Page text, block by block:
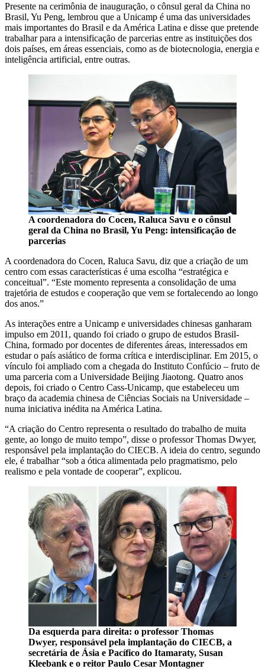
Presente na cerimônia de inauguração, o cônsul geral da China no
Brasil, Yu Peng, lembrou que a Unicamp é uma das universidades
mais importantes do Brasil e da América Latina e disse que pretende
trabalhar para a intensificação de parcerias entre as instituições dos
dois países, em áreas essenciais, como as de biotecnologia, energia e
inteligência artificial, entre outras.
A coordenadora do Cocen, Raluca Savu e o cônsul
geral da China no Brasil, Yu Peng: intensificação de
parcerias
A coordenadora do Cocen, Raluca Savu, diz que a criação de um
centro com essas características é uma escolha “estratégica e
conceitual”. “Este momento representa a consolidação de uma
trajetória de estudos e cooperação que vem se fortalecendo ao longo
dos anos.”
As interações entre a Unicamp e universidades chinesas ganharam
impulso em 2011, quando foi criado o grupo de estudos Brasil-
China, formado por docentes de diferentes áreas, interessados em
estudar o país asiático de forma crítica e interdisciplinar. Em 2015, o
vínculo foi ampliado com a chegada do Instituto Confúcio – fruto de
uma parceria com a Universidade Beijing Jiaotong. Quatro anos
depois, foi criado o Centro Cass-Unicamp, que estabeleceu um
braço da academia chinesa de Ciências Sociais na Universidade –
numa iniciativa inédita na América Latina.
“A criação do Centro representa o resultado do trabalho de muita
gente, ao longo de muito tempo”, disse o professor Thomas Dwyer,
responsável pela implantação do CIECB. A ideia do centro, segundo
ele, é trabalhar “sob a ótica alimentada pelo pragmatismo, pelo
realismo e pela vontade de cooperar”, explicou.
Da esquerda para direita: o professor Thomas
Dwyer, responsável pela implantação do CIECB, a
secretária de Ásia e Pacífico do Itamaraty, Susan
Kleebank e o reitor Paulo Cesar Montagner